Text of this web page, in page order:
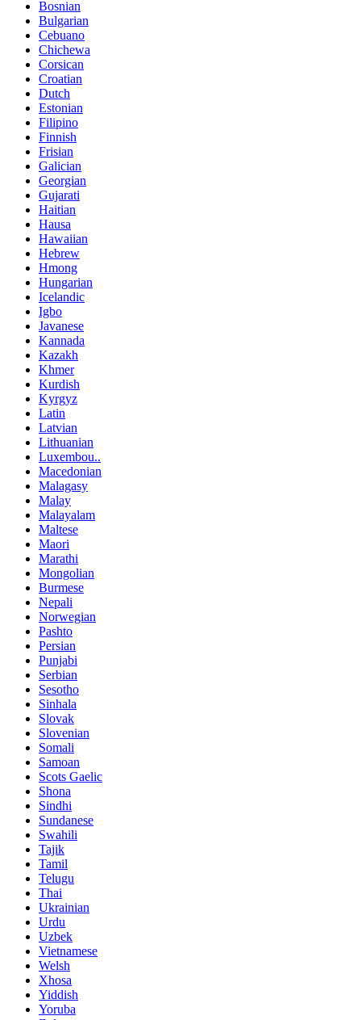
Bosnian
Bulgarian
Cebuano
Chichewa
Corsican
Croatian
Dutch
Estonian
Filipino
Finnish
Frisian
Galician
Georgian
Gujarati
Haitian
Hausa
Hawaiian
Hebrew
Hmong
Hungarian
Icelandic
Igbo
Javanese
Kannada
Kazakh
Khmer
Kurdish
Kyrgyz
Latin
Latvian
Lithuanian
Luxembou..
Macedonian
Malagasy
Malay
Malayalam
Maltese
Maori
Marathi
Mongolian
Burmese
Nepali
Norwegian
Pashto
Persian
Punjabi
Serbian
Sesotho
Sinhala
Slovak
Slovenian
Somali
Samoan
Scots Gaelic
Shona
Sindhi
Sundanese
Swahili
Tajik
Tamil
Telugu
Thai
Ukrainian
Urdu
Uzbek
Vietnamese
Welsh
Xhosa
Yiddish
Yoruba